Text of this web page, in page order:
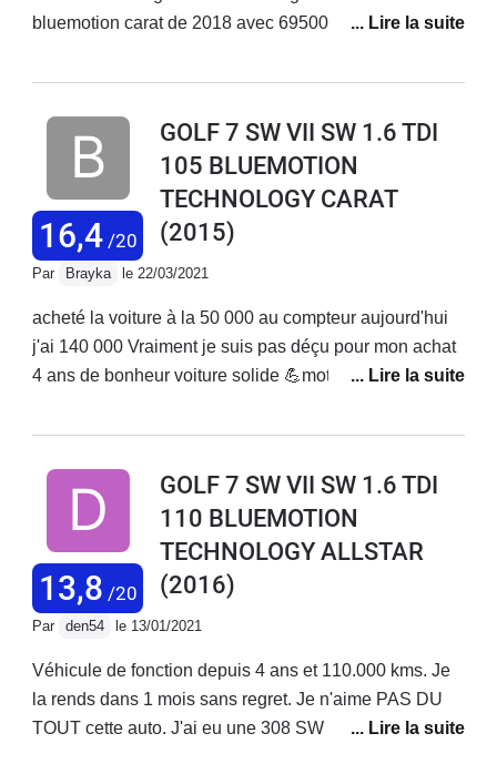
bluemotion carat de 2018 avec 69500 km au compteur
moteur nous sommes toujours dans l attente depuis 5
hypothétique décision de volkswagen .Attention au
nouveau acheteur le problème est fréquent sur ces
modèles et connue par la marque. Tres déçu de la non
réaction de ce constructeur qui ce vente de vendre des
véhicules de qualité Nous sommes pris en autage
Obliger de voir un avocatpour la suite...
16,4/20
GOLF 7 SW VII SW 1.6 TDI
105 BLUEMOTION
TECHNOLOGY CARAT
(2015)
Par Brayka le 22/03/2021
acheté la voiture à la 50 000 au compteur aujourd'hui
j'ai 140 000 Vraiment je suis pas déçu pour mon achat
4 ans de bonheur voiture solide 💪moteur rien à dire
une batterie plaquettes les disques👍 tenue route
chose c'est juste le moteur 1.6 il manque un peu de
pêche mais vraiment économique c'est top
13,8 /20
GOLF 7 SW VII SW 1.6 TDI
110 BLUEMOTION
TECHNOLOGY ALLSTAR
(2016)
Par den54 le 13/01/2021
Véhicule de fonction depuis 4 ans et 110.000 kms. Je
la rends dans 1 mois sans regret. Je n'aime PAS DU
TOUT cette auto. J'ai eu une 308 SW avant, et je